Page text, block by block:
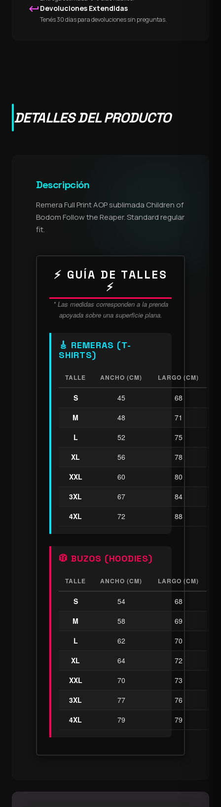
keyboard_return Devoluciones Extendidas
Tenés 30 días para devoluciones sin preguntas.
DETALLES DEL PRODUCTO
Descripción
Remera Full Print AOP sublimada Children of
Bodom Follow the Reaper. Standard regular
fit.
⚡ GUÍA DE TALLES
⚡
* Las medidas corresponden a la prenda
apoyada sobre una superficie plana.
🎸 REMERAS (T-
SHIRTS)
TALLE ANCHO (CM) LARGO (CM)
S 45
68
M
48
71
L
52
75
XL
56
78
XXL
60
80
3XL
67
84
4XL
72 88
🧥 BUZOS (HOODIES)
TALLE ANCHO (CM) LARGO (CM)
S 54
68
M
58
69
L
62
70
XL
64
72
XXL
70
73
3XL
77
76
4XL
79 79